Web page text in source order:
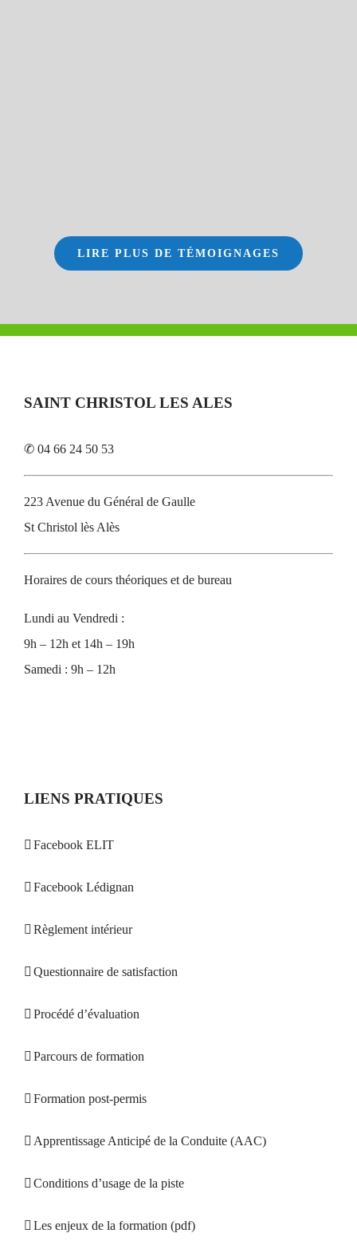
LIRE PLUS DE TÉMOIGNAGES
SAINT CHRISTOL LES ALES
✆ 04 66 24 50 53
223 Avenue du Général de Gaulle
St Christol lès Alès
Horaires de cours théoriques et de bureau
Lundi au Vendredi :
9h – 12h et 14h – 19h
Samedi : 9h – 12h
LIENS PRATIQUES
Facebook ELIT
Facebook Lédignan
Règlement intérieur
Questionnaire de satisfaction
Procédé d’évaluation
Parcours de formation
Formation post-permis
Apprentissage Anticipé de la Conduite (AAC)
Conditions d’usage de la piste
Les enjeux de la formation (pdf)